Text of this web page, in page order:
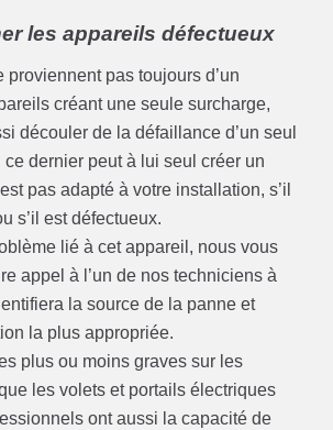
les appareils défectueux
proviennent pas toujours d’un
créant une seule surcharge,
découler de la défaillance d’un seul
dernier peut à lui seul créer un
pas adapté à votre installation, s’il
s’il est défectueux.
lié à cet appareil, nous vous
appel à l’un de nos techniciens à
la source de la panne et
la plus appropriée.
plus ou moins graves sur les
les volets et portails électriques
ont aussi la capacité de